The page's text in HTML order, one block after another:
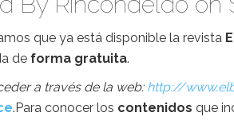
que ya está disponible la revista
de forma gratuita.
a través de la web: http://
.Para conocer los contenidos que